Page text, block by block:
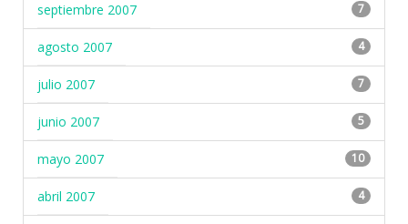
septiembre 2007 7
agosto 2007 4
julio 2007 7
junio 2007 5
mayo 2007 10
abril 2007 4